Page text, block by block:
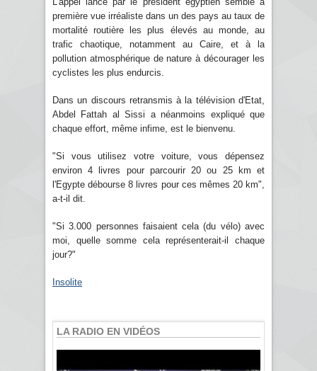
première vue irréaliste dans un des pays au taux de
mortalité routière les plus élevés au monde, au
trafic chaotique, notamment au Caire, et à la
pollution atmosphérique de nature à décourager les
cyclistes les plus endurcis.
Dans un discours retransmis à la télévision d'Etat,
Abdel Fattah al Sissi a néanmoins expliqué que
chaque effort, même infime, est le bienvenu.
"Si vous utilisez votre voiture, vous dépensez
environ 4 livres pour parcourir 20 ou 25 km et
l'Egypte débourse 8 livres pour ces mêmes 20 km",
a-t-il dit.
"Si 3.000 personnes faisaient cela (du vélo) avec
moi, quelle somme cela représenterait-il chaque
jour?"
Insolite
LA RADIO EN VIDÉOS